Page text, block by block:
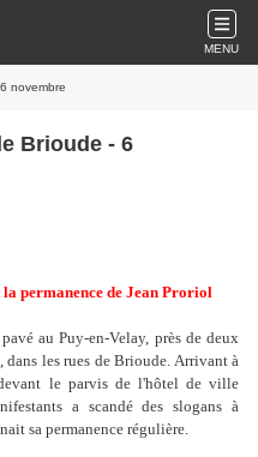
MENU
novembre
Brioude - 6
permanence de Jean Proriol
au Puy-en-Velay, près de deux
les rues de Brioude. Arrivant à
le parvis de l'hôtel de ville
a scandé des slogans à
sa permanence régulière.